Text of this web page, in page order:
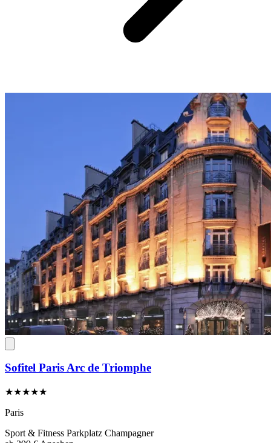
Sofitel Paris Arc de Triomphe
★★★★★
Paris
Sport & Fitness Parkplatz Champagner